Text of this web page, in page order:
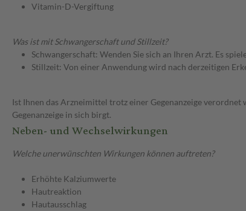
Vitamin-D-Vergiftung
Was ist mit Schwangerschaft und Stillzeit?
Schwangerschaft: Wenden Sie sich an Ihren Arzt. Es
Stillzeit: Von einer Anwendung wird nach derzeitigen
Ist Ihnen das Arzneimittel trotz einer Gegenanzeige
Gegenanzeige in sich birgt.
Neben- und Wechselwirkungen
Welche unerwünschten Wirkungen können auftreten?
Erhöhte Kalziumwerte
Hautreaktion
Hautausschlag